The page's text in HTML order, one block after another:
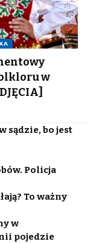
w
sądzie, bo jest
Policja
To ważny
w
pojedzie